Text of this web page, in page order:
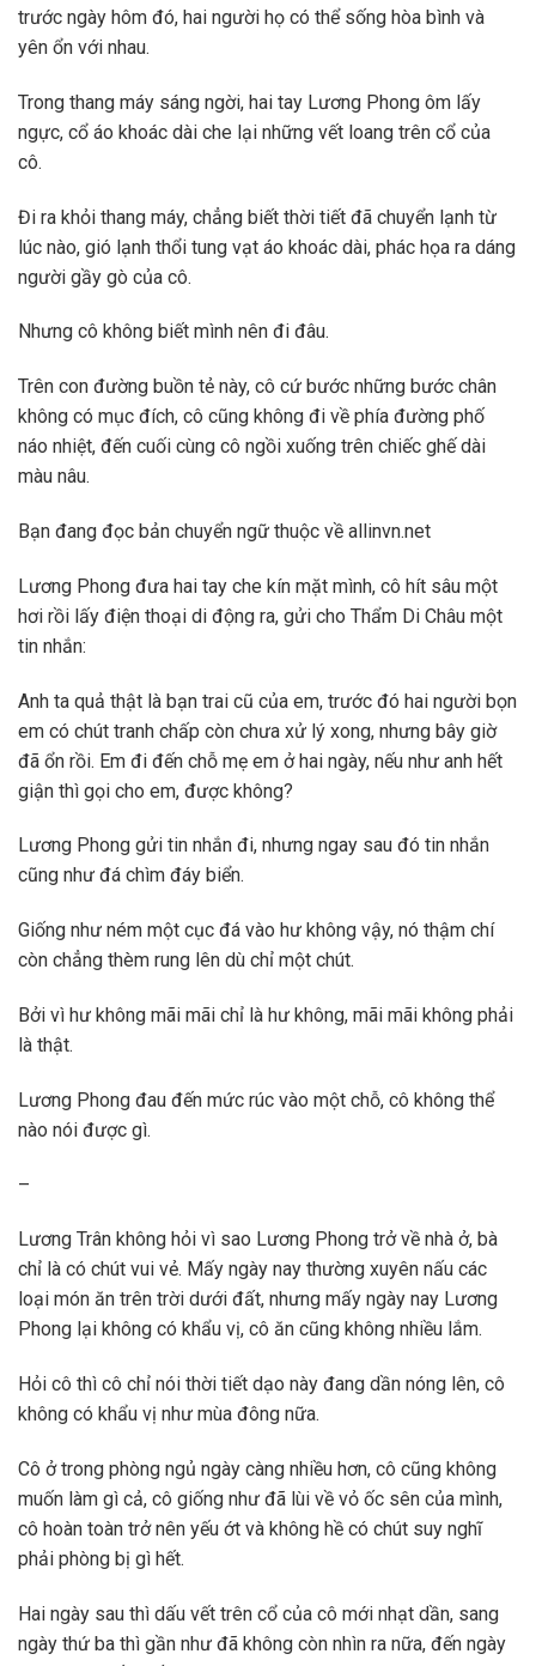
trước ngày hôm đó, hai người họ có thể sống hòa bình và
yên ổn với nhau.
Trong thang máy sáng ngời, hai tay Lương Phong ôm lấy
ngực, cổ áo khoác dài che lại những vết loang trên cổ của
cô.
Đi ra khỏi thang máy, chẳng biết thời tiết đã chuyển lạnh từ
lúc nào, gió lạnh thổi tung vạt áo khoác dài, phác họa ra dáng
người gầy gò của cô.
Nhưng cô không biết mình nên đi đâu.
Trên con đường buồn tẻ này, cô cứ bước những bước chân
không có mục đích, cô cũng không đi về phía đường phố
náo nhiệt, đến cuối cùng cô ngồi xuống trên chiếc ghế dài
màu nâu.
Bạn đang đọc bản chuyển ngữ thuộc về allinvn.net
Lương Phong đưa hai tay che kín mặt mình, cô hít sâu một
hơi rồi lấy điện thoại di động ra, gửi cho Thẩm Di Châu một
tin nhắn:
Anh ta quả thật là bạn trai cũ của em, trước đó hai người bọn
em có chút tranh chấp còn chưa xử lý xong, nhưng bây giờ
đã ổn rồi. Em đi đến chỗ mẹ em ở hai ngày, nếu như anh hết
giận thì gọi cho em, được không?
Lương Phong gửi tin nhắn đi, nhưng ngay sau đó tin nhắn
cũng như đá chìm đáy biển.
Giống như ném một cục đá vào hư không vậy, nó thậm chí
còn chẳng thèm rung lên dù chỉ một chút.
Bởi vì hư không mãi mãi chỉ là hư không, mãi mãi không phải
là thật.
Lương Phong đau đến mức rúc vào một chỗ, cô không thể
nào nói được gì.
–
Lương Trân không hỏi vì sao Lương Phong trở về nhà ở, bà
chỉ là có chút vui vẻ. Mấy ngày nay thường xuyên nấu các
loại món ăn trên trời dưới đất, nhưng mấy ngày nay Lương
Phong lại không có khẩu vị, cô ăn cũng không nhiều lắm.
Hỏi cô thì cô chỉ nói thời tiết dạo này đang dần nóng lên, cô
không có khẩu vị như mùa đông nữa.
Cô ở trong phòng ngủ ngày càng nhiều hơn, cô cũng không
muốn làm gì cả, cô giống như đã lùi về vỏ ốc sên của mình,
cô hoàn toàn trở nên yếu ớt và không hề có chút suy nghĩ
phải phòng bị gì hết.
Hai ngày sau thì dấu vết trên cổ của cô mới nhạt dần, sang
ngày thứ ba thì gần như đã không còn nhìn ra nữa, đến ngày